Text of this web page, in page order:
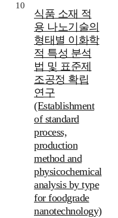
10
식품 소재 적
용 나노기술의
형태별 이화학
적 특성 분석
법 및 표준제
조공정 확립
연구
(Establishment
of standard
process,
production
method and
physicochemical
analysis by type
for foodgrade
nanotechnology)